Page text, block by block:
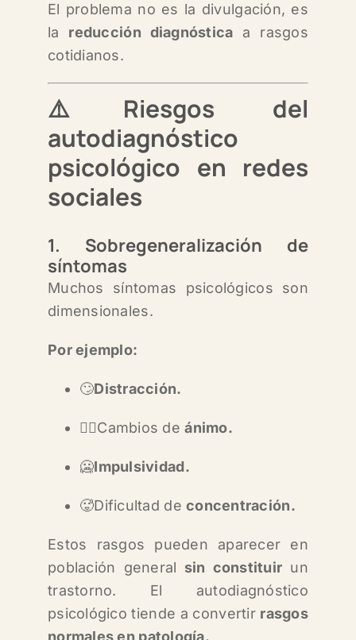
El problema no es la divulgación, es
la reducción diagnóstica a rasgos
cotidianos.
⚠️Riesgos del
autodiagnóstico
psicológico en redes
sociales
1. Sobregeneralización de
síntomas
Muchos síntomas psicológicos son
dimensionales.
Por ejemplo:
🙄Distracción.
😶‍🌫️Cambios deánimo.
🥶Impulsividad.
🥵Dificultad deconcentración.
Estos rasgos pueden aparecer en
población general sin constituir un
trastorno. El autodiagnóstico
psicológico tiende a convertir rasgos
normales en patología.